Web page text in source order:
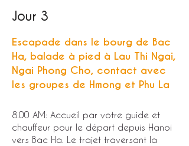
Jour 3
Escapade dans le bourg de Bac
Ha, balade à pied à Lau Thi Ngai,
Ngai Phong Cho, contact avec
les groupes de Hmong et Phu La
8:00 AM: Accueil par votre guide et
chauffeur pour le départ depuis Hanoi
vers Bac Ha. Le trajet traversant la